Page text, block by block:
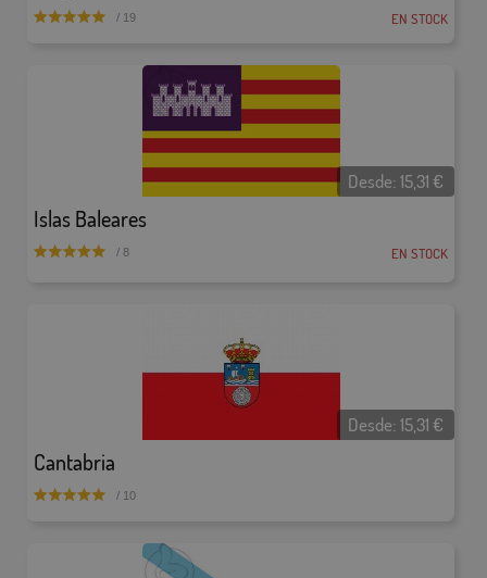
/ 19 EN STOCK
Islas Baleares
Desde:15,31 €
/ 8 EN STOCK
Cantabria
Desde:15,31 €
/ 10